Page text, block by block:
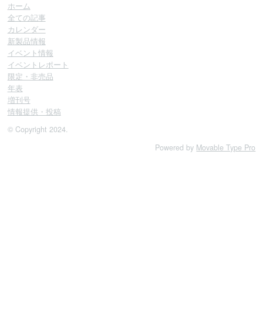
ホーム
全ての記事
カレンダー
新製品情報
イベント情報
イベントレポート
限定・非売品
年表
増刊号
情報提供・投稿
© Copyright 2024.
Powered by Movable Type Pro